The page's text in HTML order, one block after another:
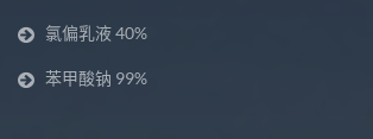
氯偏乳液 40%
苯甲酸钠 99%